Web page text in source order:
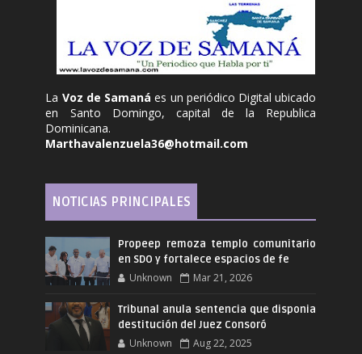
La Voz de Samanáes un periódico Digital ubicado
en Santo Domingo, capital de la Republica
Dominicana.
Marthavalenzuela36@hotmail.com
NOTICIAS PRINCIPALES
Propeep remoza templo comunitario
en SDO y fortalece espacios de fe
Unknown Mar 21, 2026
Tribunal anula sentencia que disponia
destitución del Juez Consoró
Unknown Aug 22, 2025